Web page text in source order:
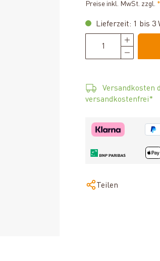
Preise inkl. MwSt. zzgl.
Lieferzeit: 1 bis 3
Versandkosten
versandkostenfrei*
Teilen